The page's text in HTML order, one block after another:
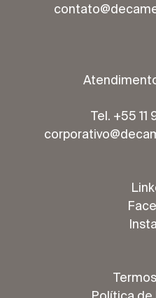
Tel. +55